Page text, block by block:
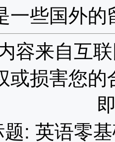
一些国外
容来自互
或损害您
题: 英语零